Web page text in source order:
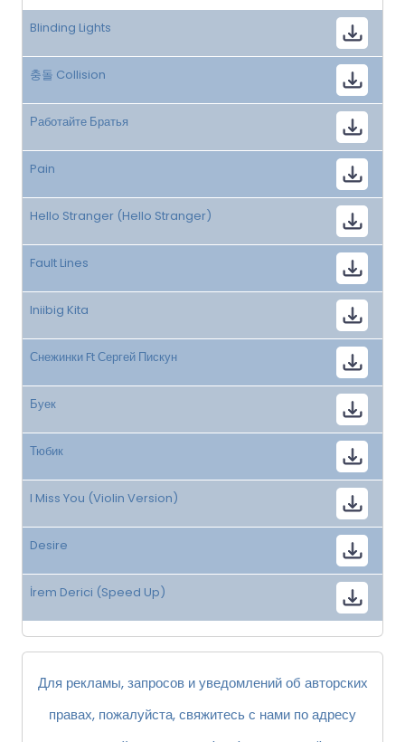
Blinding Lights
충돌 Collision
Работайте Братья
Pain
Hello Stranger (Hello Stranger)
Fault Lines
Iniibig Kita
Снежинки Ft Сергей Пискун
Буек
Тюбик
I Miss You (Violin Version)
Desire
İrem Derici (Speed Up)
Для рекламы, запросов и уведомлений об авторских
правах, пожалуйста, свяжитесь с нами по адресу